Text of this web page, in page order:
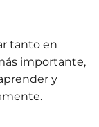
tanto en
importante,
y